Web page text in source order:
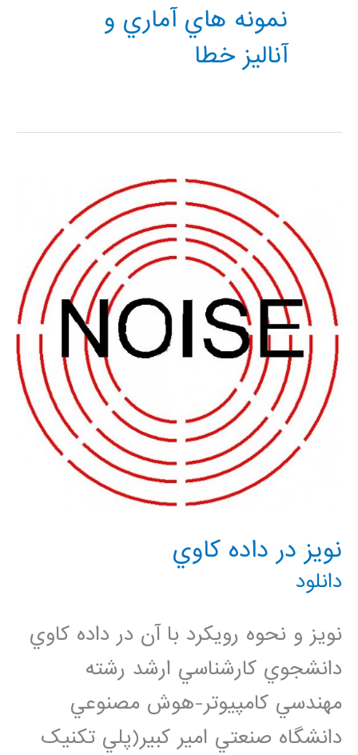
نمونه هاي آماري و
آناليز خطا
نويز در داده كاوي
دانلود
نويز و نحوه رويکرد با آن در داده کاوي
دانشجوي کارشناسي ارشد رشته
مهندسي کامپيوتر-هوش مصنوعي
دانشگاه صنعتي امير کبير(پلي تکنيک